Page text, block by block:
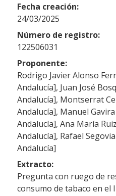
Fecha creación:
24/03/2025
Número de registro:
122506031
Proponente:
Rodrigo Javier Alonso
Andalucía], Juan José
Andalucía], Montserrat
Andalucía], Manuel
Andalucía], Ana María
Andalucía], Rafael
Andalucía]
Extracto:
Pregunta con ruego de
consumo de tabaco en el